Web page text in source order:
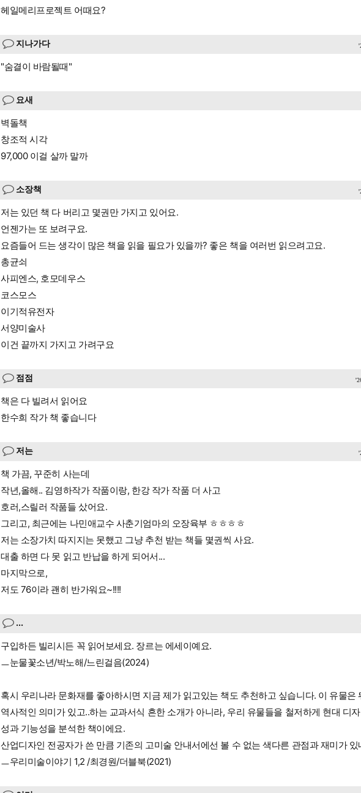
헤일메리프로젝트 어때요?
지나가다
"숨결이 바람될때"
요새
벽돌책
창조적 시각
97,000 이걸 살까 말까
소장책
저는 있던 책 다 버리고 몇권만 가지고 있어요.
언젠가는 또 보려구요.
요즘들어 드는 생각이 많은 책을 읽을 필요가 있을까? 좋은 책을 여러번 읽으려고요.
총균쇠
사피엔스, 호모데우스
코스모스
이기적유전자
서양미술사
이건 끝까지 가지고 가려구요
점점
책은 다 빌려서 읽어요
한수희 작가 책 좋습니다
저는
책 가끔, 꾸준히 사는데
작년,올해.. 김영하작가 작품이랑, 한강 작가 작품 더 사고
호러,스릴러 작품들 샀어요.
그리고, 최근에는 나민애교수 사춘기엄마의 오장육부 ㅎㅎㅎㅎ
저는 소장가치 따지지는 못했고 그냥 추천 받는 책들 몇권씩 사요.
대출 하면 다 못 읽고 반납을 하게 되어서...
마지막으로,
저도 76이라 괜히 반가워요~!!!!
...
구입하든 빌리시든 꼭 읽어보세요. 장르는 에세이예요.
ㅡ눈물꽃소년/박노해/느린걸음(2024)
혹시 우리나라 문화재를 좋아하시면 지금 제가 읽고있는 책도 추천하고 싶습니다. 이 유물은
역사적인 의미가 있고..하는 교과서식 흔한 소개가 아니라, 우리 유물들을 철저하게 현대 디
성과 기능성을 분석한 책이에요.
산업디자인 전공자가 쓴 만큼 기존의 고미술 안내서에선 볼 수 없는 색다른 관점과 재미가 있
ㅡ우리미술이야기 1,2 /최경원/더블북(2021)